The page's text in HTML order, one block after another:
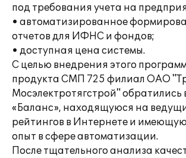
под требования учета на
• автоматизированное
отчетов для ИФНС и фондов;
• доступная цена системы.
С целью внедрения этого
продукта СМП 725 филиал ОАО
Мосэлектротягстрой"
«Баланс», находящуюся на
рейтингов в Интернете и
опыт в сфере автоматизации.
После тщательного анализа